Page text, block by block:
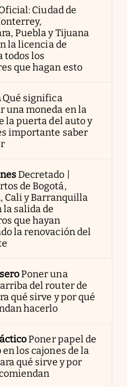
Ciudad de
Puebla y Tijuana
la licencia de
todos los
que hagan esto
Qué significa
una moneda en la
la puerta del auto y
importante saber
Decretado |
de Bogotá,
Cali y Barranquilla
salida de
que hayan
la renovación del
Poner una
del router de
qué sirve y por qué
hacerlo
Poner papel de
los cajones de la
qué sirve y por